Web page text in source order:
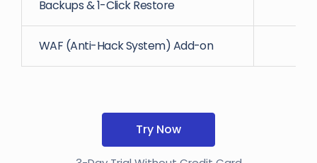
Backups & 1-Click Restore
WAF (Anti-Hack System) Add-on
Try Now